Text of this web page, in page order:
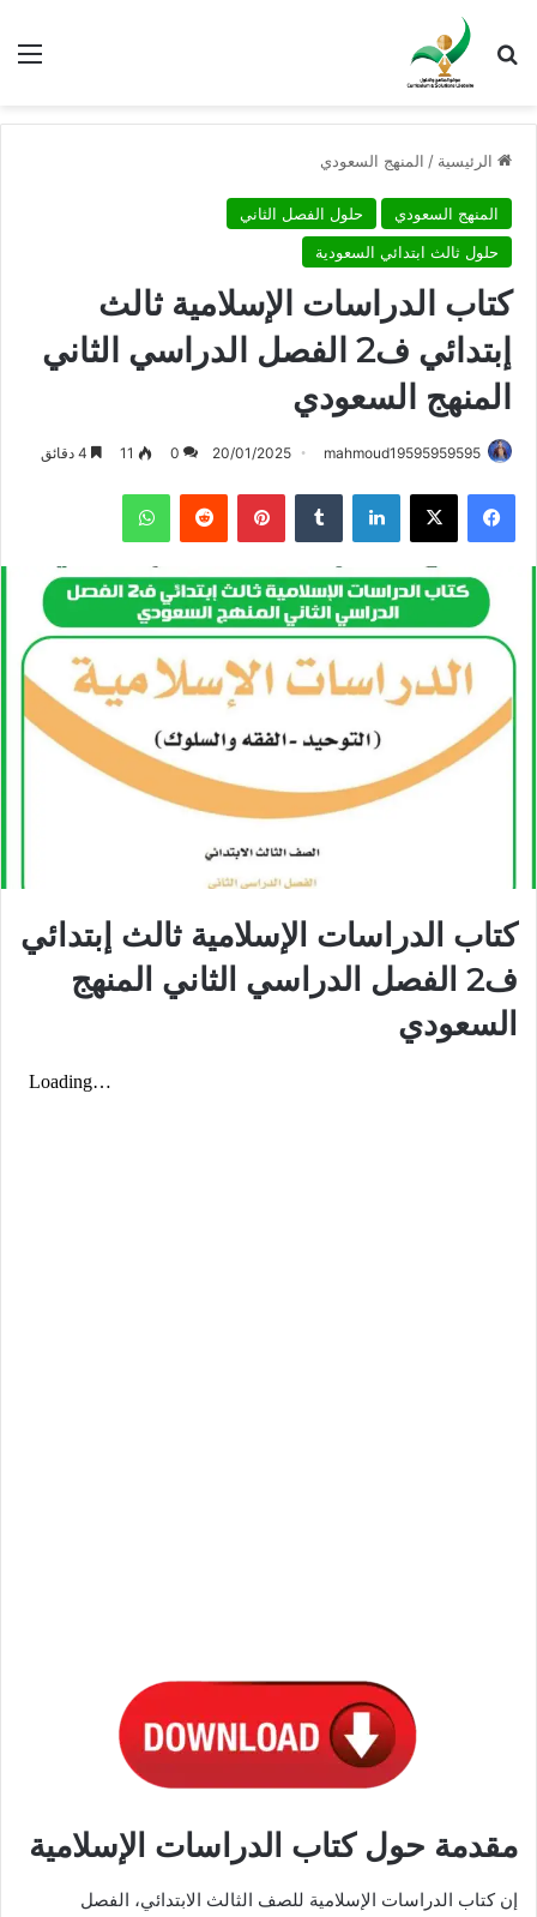
بحث عن
الرئيسية / المنهج السعودي
المنهج السعودي
حلول الفصل الثاني
حلول ثالث ابتدائي السعودية
كتاب الدراسات الإسلامية ثالث
إبتدائي ف2 الفصل الدراسي الثاني
المنهج السعودي
mahmoud19595959595
20/01/2025
0
11
فيسبوك X لينكدإن بينتيريست واتساب
كتاب الدراسات الإسلامية ثالث إبتدائي
ف2 الفصل الدراسي الثاني المنهج
السعودي
مقدمة حول كتاب الدراسات الإسلامية
إن كتاب الدراسات الإسلامية للصف الثالث الابتدائي، الفصل